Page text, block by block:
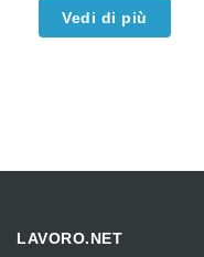
Vedi di più
LAVORO.NET